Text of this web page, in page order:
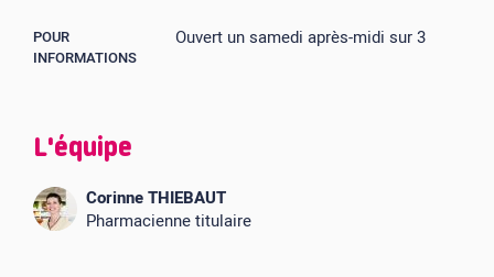
POUR
INFORMATIONS
Ouvert un samedi après-midi sur 3
L'équipe
Corinne THIEBAUT
Pharmacienne titulaire